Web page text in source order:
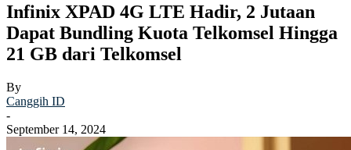
Infinix XPAD 4G LTE Hadir, 2 Jutaan
Dapat Bundling Kuota Telkomsel Hingga
21 GB dari Telkomsel
By
Canggih ID
-
September 14, 2024